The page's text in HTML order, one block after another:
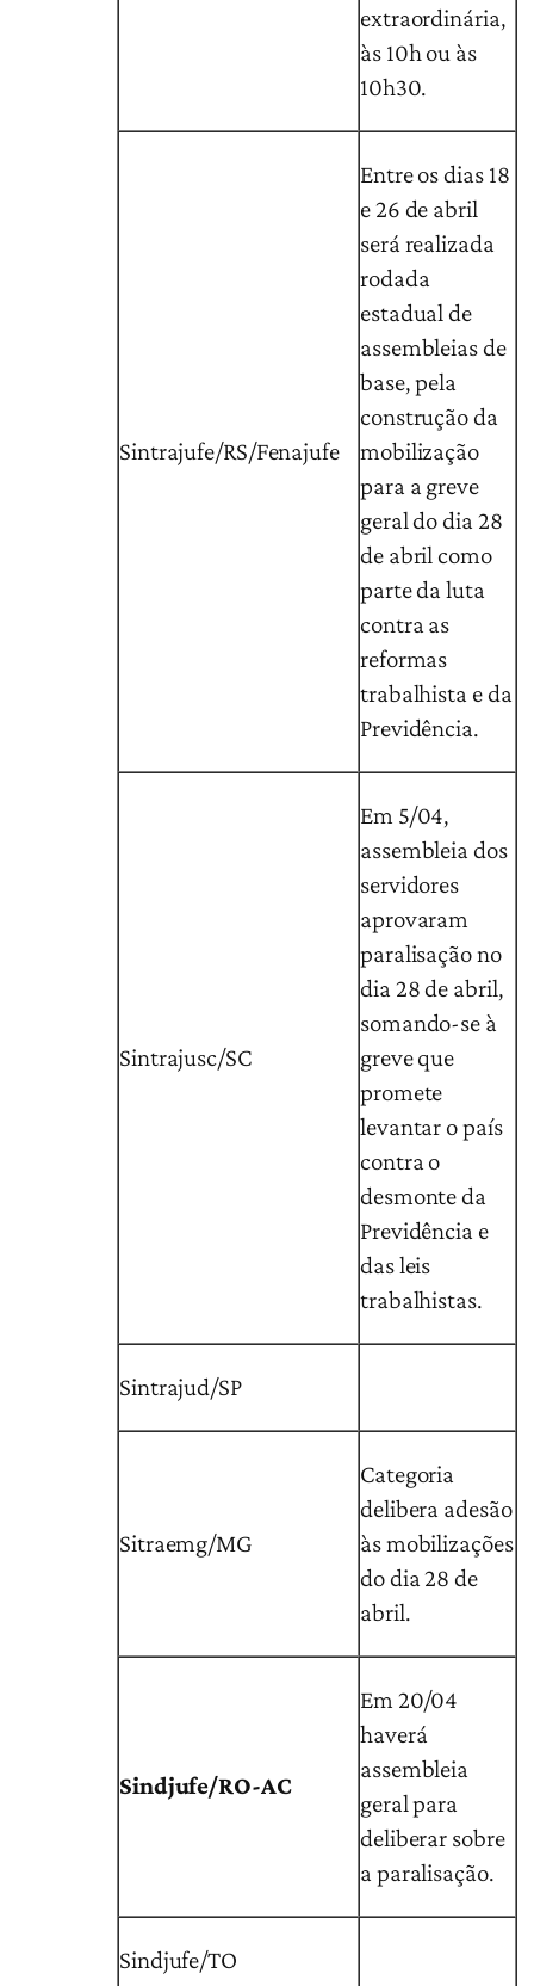
extraordinária,
às 10h ou às
10h30.
Sintrajufe/RS/Fenajufe
Entre os dias 18
e 26 de abril
será realizada
rodada
estadual de
assembleias de
base, pela
construção da
mobilização
para a greve
geral do dia 28
de abril como
parte da luta
contra as
reformas
trabalhista e da
Previdência.
Sintrajusc/SC
Em 5/04,
assembleia dos
servidores
aprovaram
paralisação no
dia 28 de abril,
somando-se à
greve que
promete
levantar o país
contra o
desmonte da
Previdência e
das leis
trabalhistas.
Sintrajud/SP
Sitraemg/MG
Categoria
delibera adesão
às mobilizações
do dia 28 de
abril.
Sindjufe/RO-AC
Em 20/04
haverá
assembleia
geral para
deliberar sobre
a paralisação.
Sindjufe/TO